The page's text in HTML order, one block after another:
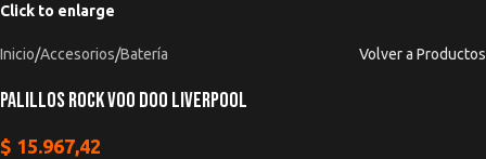
Click to enlarge
Inicio/Accesorios/Batería Volver a Productos
Palillos Rock Voo Doo Liverpool
$ 15.967,42